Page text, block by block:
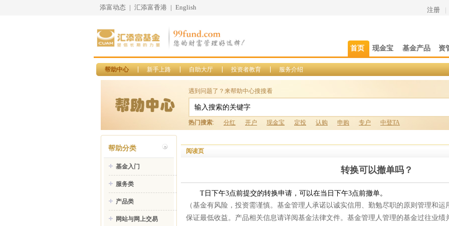
添富动态 | 汇添富香港 | English 注册 |
首页 现金宝 基金产品 资
帮助中心 新手上路 自助大厅 投资者教育 服务介绍
遇到问题了？来帮助中心搜搜看
热门搜索: 分红 开户 现金宝 定投 认购 申购 专户 中登TA
帮助分类
基金入门
服务类
产品类
网站与网上交易
阅读页
转换可以撤单吗？
T 日下午3点前提交的转换申请，可以在当日下午3点前撤单。
（基金有风险，投资需谨慎。基金管理人承诺以诚实信用、勤勉尽职的原则管理和
保证最低收益。产品相关信息请详阅基金法律文件。基金管理人管理的基金过往业